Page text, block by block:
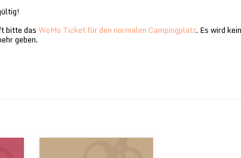
bitte das WoMo Ticket für den normalen Campingplatz. Es wird
geben.